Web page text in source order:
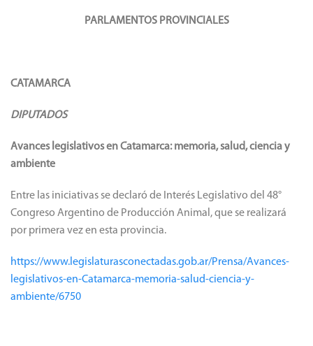
PARLAMENTOS PROVINCIALES
CATAMARCA
DIPUTADOS
Avances legislativos en Catamarca: memoria, salud, ciencia y
ambiente
Entre las iniciativas se declaró de Interés Legislativo del 48°
Congreso Argentino de Producción Animal, que se realizará
por primera vez en esta provincia.
https://www.legislaturasconectadas.gob.ar/Prensa/Avances-
legislativos-en-Catamarca-memoria-salud-ciencia-y-
ambiente/6750